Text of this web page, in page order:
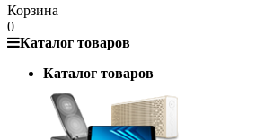
Корзина
0
Каталог товаров
Каталог товаров